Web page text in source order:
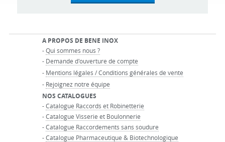
A PROPOS DE BENE INOX
-Qui sommes nous ?
- Demande d'ouverture de compte
- Mentions légales / Conditions générales de vente
- Rejoignez notre équipe
NOS CATALOGUES
-Catalogue Raccords et Robinetterie
-Catalogue Visserie et Boulonnerie
-Catalogue Raccordements sans soudure
-Catalogue Pharmaceutique & Biotechnologique